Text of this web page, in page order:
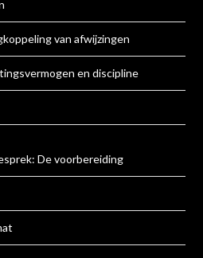
van afwijzingen
en discipline
De voorbereiding